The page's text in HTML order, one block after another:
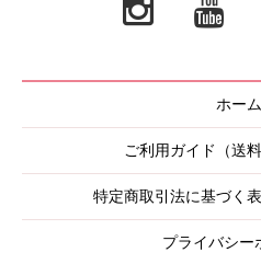
ホーム
ご利用ガイド（送
特定商取引法に基づく
プライバシー